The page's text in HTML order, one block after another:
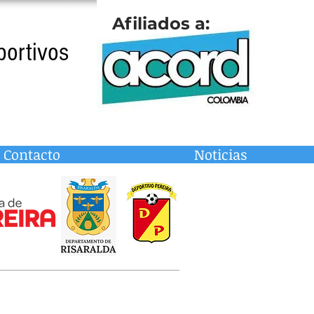
Afiliados a:
Contacto Noticias